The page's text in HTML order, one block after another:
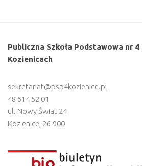
Publiczna Szkoła Podstawowa nr 4
Kozienicach
sekretariat@psp4kozienice.pl
48 614 52 01
ul. Nowy Świat 24
Kozienice 26-900